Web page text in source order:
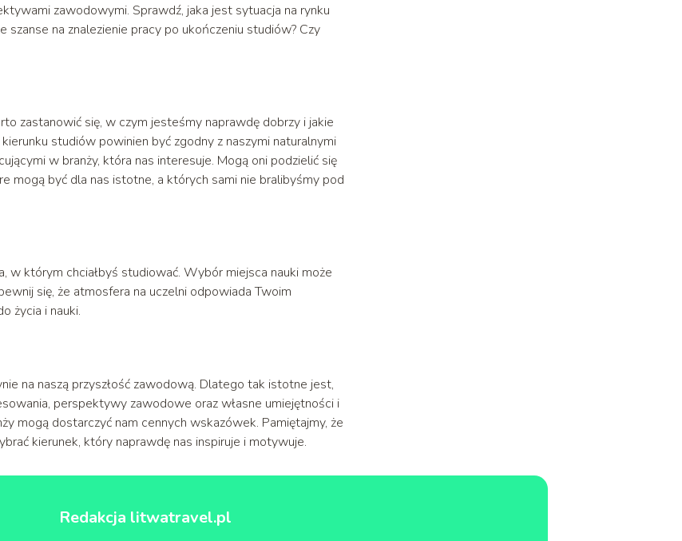
zawodowymi. Sprawdź, jaka jest sytuacja na rynku
na znalezienie pracy po ukończeniu studiów? Czy
zastanowić się, w czym jesteśmy naprawdę dobrzy i jakie
studiów powinien być zgodny z naszymi naturalnymi
w branży, która nas interesuje. Mogą oni podzielić się
mogą być dla nas istotne, a których sami nie bralibyśmy pod
w którym chciałbyś studiować. Wybór miejsca nauki może
się, że atmosfera na uczelni odpowiada Twoim
życia i nauki.
na naszą przyszłość zawodową. Dlatego tak istotne jest,
perspektywy zawodowe oraz własne umiejętności i
mogą dostarczyć nam cennych wskazówek. Pamiętajmy, że
kierunek, który naprawdę nas inspiruje i motywuje.
Redakcja litwatravel.pl